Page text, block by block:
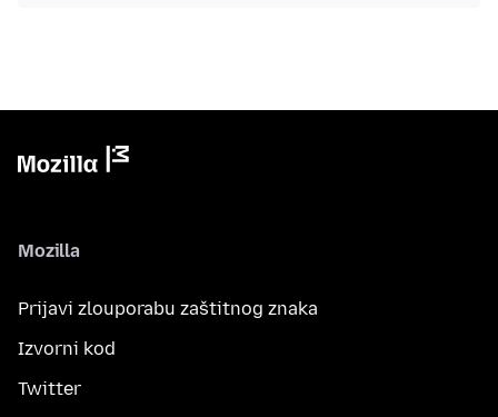
Mozilla
Prijavi zlouporabu zaštitnog znaka
Izvorni kod
Twitter